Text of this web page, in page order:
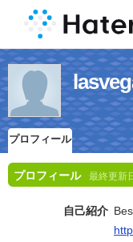
プロフィール
プロフィール 最終更新
自己紹介